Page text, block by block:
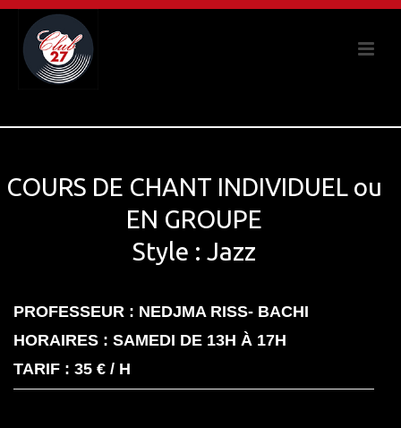
COURS DE CHANT INDIVIDUEL ou
EN GROUPE
Style : Jazz
PROFESSEUR : NEDJMA RISS- BACHI
HORAIRES : SAMEDI DE 13H À 17H
TARIF : 35 € / H